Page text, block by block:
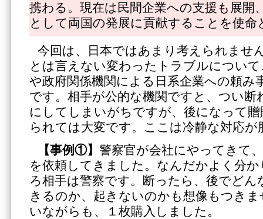
携わる。現在は民間企業への支援も展開
として両国の発展に貢献することを使命
今回は、日本ではあまり考えられませ
とは言えない変わったトラブルについ
や政府関係機関による日系企業への頼み
です。相手が公的な機関ですと、つい断
にしてしまいがちですが、後になって
られては大変です。ここは冷静な対応が
【事例①】 警察官が会社にやってきて
を依頼してきました。なんだかよく分
ろ相手は警察です。断ったら、後でどん
きるのか、起きないのかも想像もつき
いながらも、１枚購入しました。